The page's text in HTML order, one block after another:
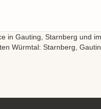
in Gauting, Starnberg und
Würmtal: Starnberg,